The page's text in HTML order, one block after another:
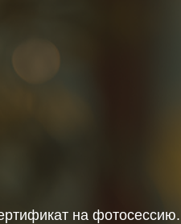
на фотосессию.